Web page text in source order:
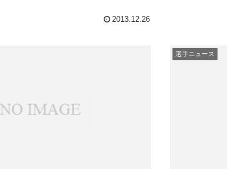
2013.12.26
選手ニュース